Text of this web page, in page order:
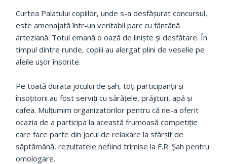
Curtea Palatului copiilor, unde s-a desfășurat concursul,
este amenajată într-un veritabil parc cu fântână
arteziană. Totul emană o oază de liniște și desfătare. În
timpul dintre runde, copiii au alergat plini de veselie pe
aleile ușor însorite.
Pe toată durata jocului de șah, toți participanții și
însoțitorii au fost serviți cu sărățele, prăjituri, apă și
cafea. Mulțumim organizatorilor pentru că ne-a oferit
ocazia de a participa la această frumoasă competiție
care face parte din jocul de relaxare la sfârșit de
săptămână, rezultatele nefiind trimise la F.R. Șah pentru
omologare.